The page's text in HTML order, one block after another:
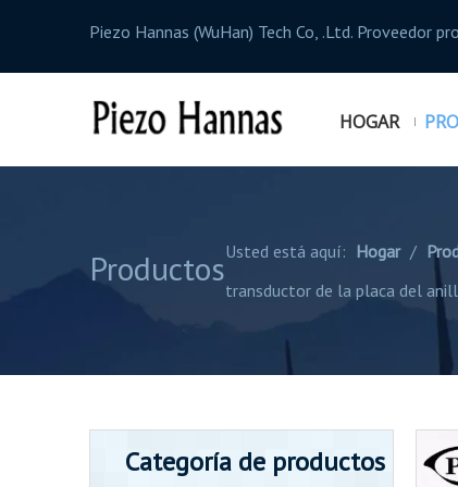
Piezo Hannas (WuHan) Tech Co, .Ltd. Proveedor
HOGAR
ProductosUsted está aquí: Hogar /
transductor de la placa del
Categoría de productos